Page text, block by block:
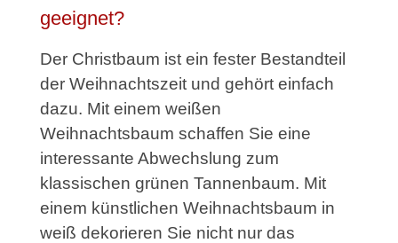
geeignet?
Der Christbaum ist ein fester Bestandteil
der Weihnachtszeit und gehört einfach
dazu. Mit einem weißen
Weihnachtsbaum schaffen Sie eine
interessante Abwechslung zum
klassischen grünen Tannenbaum. Mit
einem künstlichen Weihnachtsbaum in
weiß dekorieren Sie nicht nur das